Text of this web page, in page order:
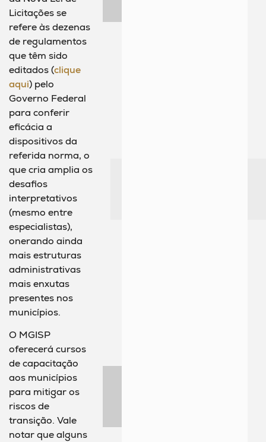
Licitações se
refere às dezenas
de regulamentos
que têm sido
editados (clique
aqui) pelo
Governo Federal
para conferir
eficácia a
dispositivos da
referida norma, o
que cria amplia os
desafios
interpretativos
(mesmo entre
especialistas),
onerando ainda
mais estruturas
administrativas
mais enxutas
presentes nos
municípios.
O MGISP
oferecerá cursos
de capacitação
aos municípios
para mitigar os
riscos de
transição. Vale
notar que alguns